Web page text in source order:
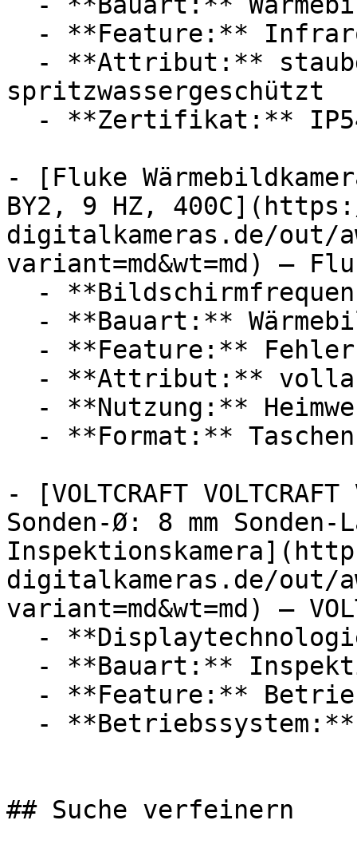
spritzwassergeschützt
- [Fluke Wärmebildkamera
BY2, 9 HZ,
digitalkameras.de/out/
variant=md&wt=md) —
- [VOLTCRAFT
Sonden-Ø: 8 mm Sonden-
digitalkameras.de/out/
variant=md&wt=md) —
## Suche verfeinern